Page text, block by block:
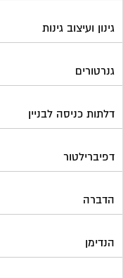
גינון ועיצוב גינות
גנרטורים
דלתות כניסה לבניין
דפיברילטור
הדברה
הנדימן